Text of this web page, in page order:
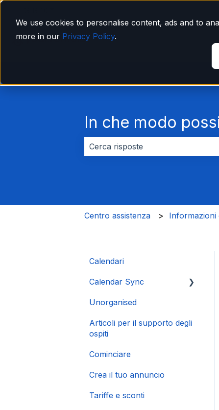
We use cookies to personalise content, ads and to
more in our Privacy Policy.
In che modo
Centro assistenza Informazioni
Calendari
Calendar Sync
Importazione di calendari
Unorganised
Articoli per il supporto degli
ospiti
Cominciare
Crea il tuo annuncio
Tariffe e sconti